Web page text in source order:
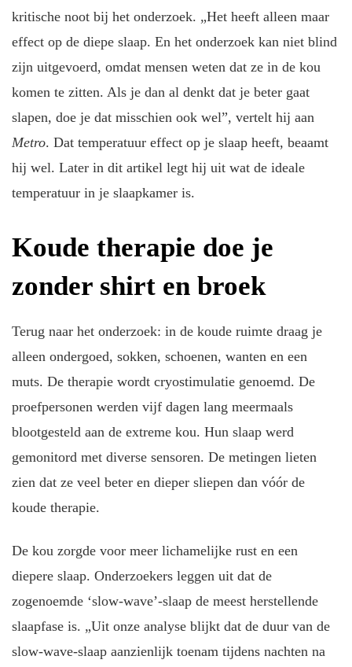
kritische noot bij het onderzoek. „Het heeft alleen maar
effect op de diepe slaap. En het onderzoek kan niet blind
zijn uitgevoerd, omdat mensen weten dat ze in de kou
komen te zitten. Als je dan al denkt dat je beter gaat
slapen, doe je dat misschien ook wel”, vertelt hij aan
Metro. Dat temperatuur effect op je slaap heeft, beaamt
hij wel. Later in dit artikel legt hij uit wat de ideale
temperatuur in je slaapkamer is.
Koude therapie doe je
zonder shirt en broek
Terug naar het onderzoek: in de koude ruimte draag je
alleen ondergoed, sokken, schoenen, wanten en een
muts. De therapie wordt cryostimulatie genoemd. De
proefpersonen werden vijf dagen lang meermaals
blootgesteld aan de extreme kou. Hun slaap werd
gemonitord met diverse sensoren. De metingen lieten
zien dat ze veel beter en dieper sliepen dan vóór de
koude therapie.
De kou zorgde voor meer lichamelijke rust en een
diepere slaap. Onderzoekers leggen uit dat de
zogenoemde ‘slow-wave’-slaap de meest herstellende
slaapfase is. „Uit onze analyse blijkt dat de duur van de
slow-wave-slaap aanzienlijk toenam tijdens nachten na